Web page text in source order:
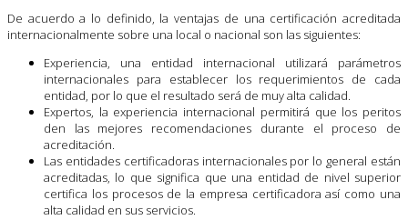
De acuerdo a lo definido, la ventajas de una certificación acreditada
internacionalmente sobre una local o nacional son las siguientes:
Experiencia, una entidad internacional utilizará parámetros
internacionales para establecer los requerimientos de cada
entidad, por lo que el resultado será de muy alta calidad.
Expertos, la experiencia internacional permitirá que los peritos
den las mejores recomendaciones durante el proceso de
acreditación.
Las entidades certificadoras internacionales por lo general están
acreditadas, lo que significa que una entidad de nivel superior
certifica los procesos de la empresa certificadora así como una
alta calidad en sus servicios.